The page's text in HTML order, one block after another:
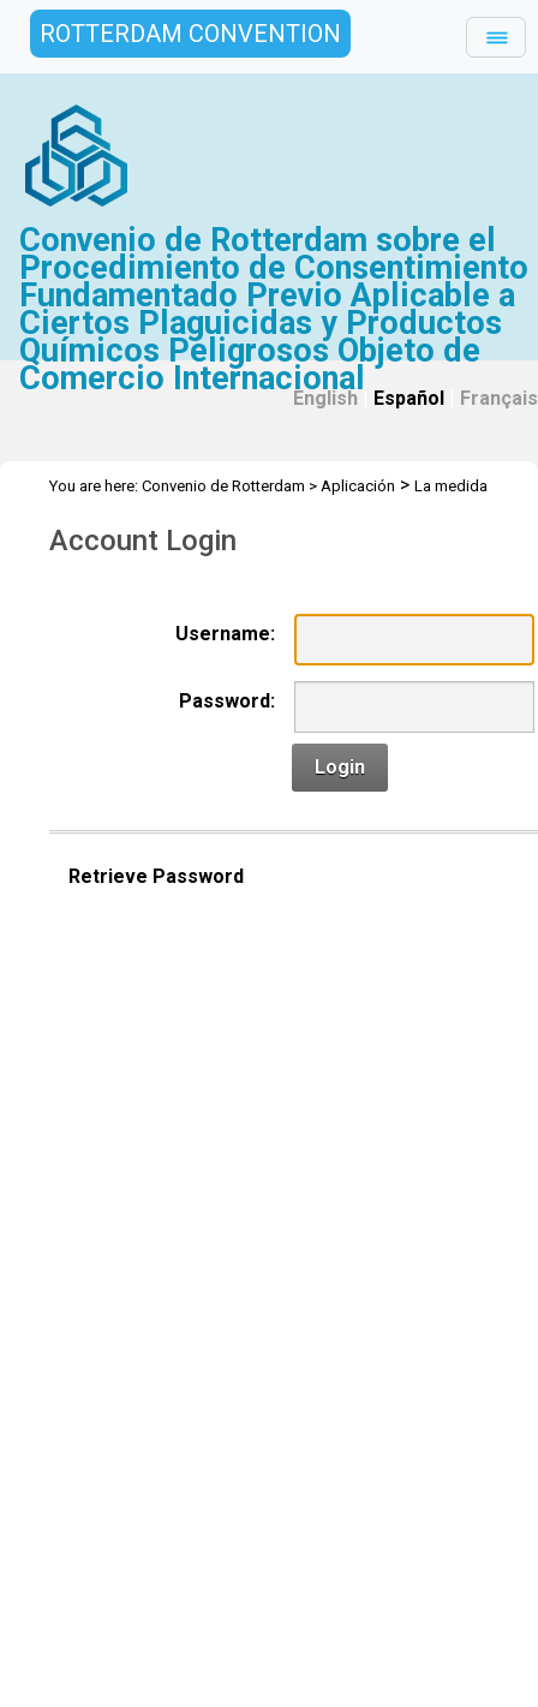
ROTTERDAM CONVENTION
Convenio de Rotterdam sobre el
Procedimiento de Consentimiento
Fundamentado Previo Aplicable a
Ciertos Plaguicidas y Productos
Químicos Peligrosos Objeto de
Comercio Internacional
English Español Français
You are here: Convenio de Rotterdam > Aplicación > La medida
Account Login
Username:
Password:
Login
Retrieve Password